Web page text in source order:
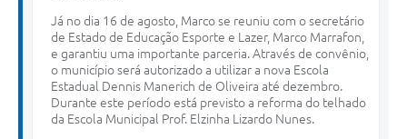
Já no dia 16 de agosto, Marco se reuniu com o secretário
de Estado de Educação Esporte e Lazer, Marco Marrafon,
e garantiu uma importante parceria. Através de convênio,
o município será autorizado a utilizar a nova Escola
Estadual Dennis Manerich de Oliveira até dezembro.
Durante este período está previsto a reforma do telhado
da Escola Municipal Prof. Elzinha Lizardo Nunes.